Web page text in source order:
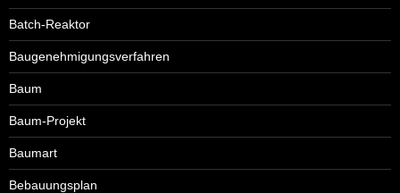
Batch-Reaktor
Baugenehmigungsverfahren
Baum
Baum-Projekt
Baumart
Bebauungsplan